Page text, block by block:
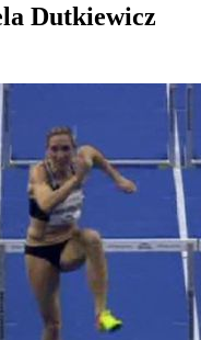
Dutkiewicz